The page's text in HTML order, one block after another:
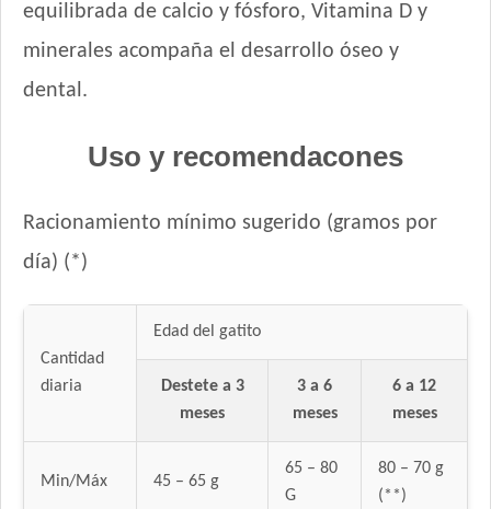
equilibrada de calcio y fósforo, Vitamina D y
minerales acompaña el desarrollo óseo y
dental.
Uso y recomendacones
Racionamiento mínimo sugerido (gramos por
día) (*)
Cantidad
diaria
Edad del gatito
Destete a 3
meses
3 a 6
meses
6 a 12
meses
Min/Máx 45 – 65 g
65 – 80
G
80 – 70 g
(**)